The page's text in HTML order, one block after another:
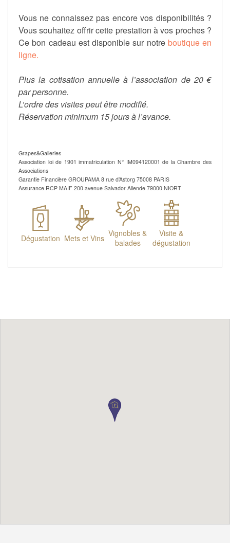
Vous ne connaissez pas encore vos disponibilités ?
Vous souhaitez offrir cette prestation à vos proches ?
Ce bon cadeau est disponible sur notre boutique en
ligne.
Plus la cotisation annuelle à l’association de 20 €
par personne.
L’ordre des visites peut être modifié.
Réservation minimum 15 jours à l’avance.
Grapes&Galleries
Association loi de 1901 immatriculation N° IM094120001 de la Chambre des
Associations
Garantie Financière GROUPAMA 8 rue d’Astorg 75008 PARIS
Assurance RCP MAIF 200 avenue Salvador Allende 79000 NIORT
Dégustation Mets et Vins Vignobles &
balades
Visite &
dégustation